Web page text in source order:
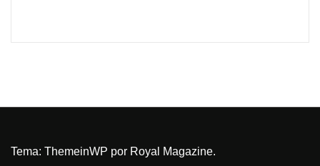
Tema: ThemeinWP por Royal Magazine.